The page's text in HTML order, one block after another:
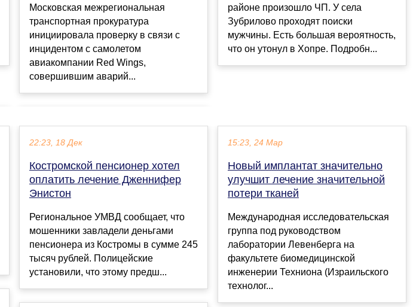
Московская межрегиональная
транспортная прокуратура
инициировала проверку в связи с
инцидентом с самолетом
авиакомпании Red Wings,
совершившим аварий...
районе произошло ЧП. У села
Зубрилово проходят поиски
мужчины. Есть большая вероятность,
что он утонул в Хопре. Подробн...
22:23, 18 Дек
Костромской пенсионер хотел
оплатить лечение Дженнифер
Энистон
Региональное УМВД сообщает, что
мошенники завладели деньгами
пенсионера из Костромы в сумме 245
тысяч рублей. Полицейские
установили, что этому предш...
15:23, 24 Мар
Новый имплантат значительно
улучшит лечение значительной
потери тканей
Международная исследовательская
группа под руководством
лаборатории Левенберга на
факультете биомедицинской
инженерии Техниона (Израильского
технолог...